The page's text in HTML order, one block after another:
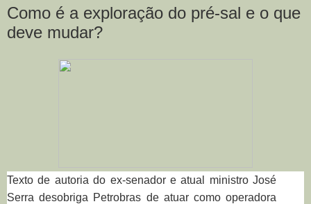
Como é a exploração do pré-sal e o que
deve mudar?
Texto de autoria do ex-senador e atual ministro José
Serra desobriga Petrobras de atuar como operadora